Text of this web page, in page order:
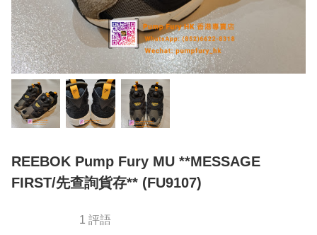
REEBOK Pump Fury MU **MESSAGE
FIRST/先查詢貨存** (FU9107)
1 評語